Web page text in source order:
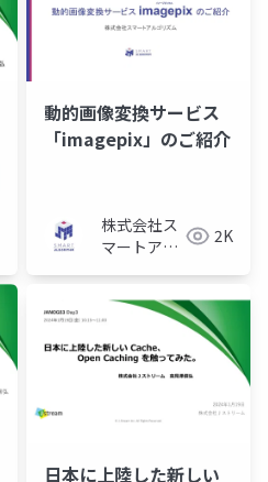
動的画像変換サービス
「imagepix」のご紹介
株式会社ス
マートアル
2K
日本に上陸した新しい